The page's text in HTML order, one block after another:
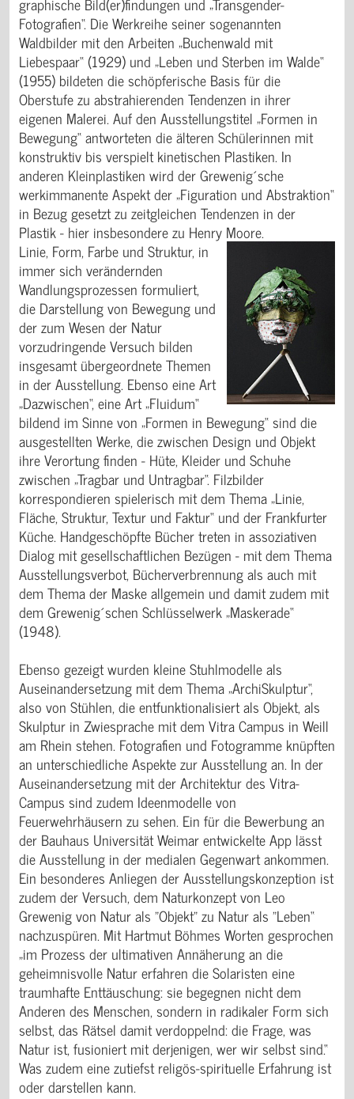
Fotografien“. Die Werkreihe seiner sogenannten
Waldbilder mit den Arbeiten „Buchenwald mit
Liebespaar“ (1929) und „Leben und Sterben im Walde“
(1955) bildeten die schöpferische Basis für die
Oberstufe zu abstrahierenden Tendenzen in ihrer
eigenen Malerei. Auf den Ausstellungstitel „Formen in
Bewegung“ antworteten die älteren Schülerinnen mit
konstruktiv bis verspielt kinetischen Plastiken. In
anderen Kleinplastiken wird der Grewenig´sche
werkimmanente Aspekt der „Figuration und Abstraktion“
in Bezug gesetzt zu zeitgleichen Tendenzen in der
Plastik - hier insbesondere zu Henry Moore.
Linie, Form, Farbe und Struktur, in
immer sich verändernden
Wandlungsprozessen formuliert,
die Darstellung von Bewegung und
der zum Wesen der Natur
vorzudringende Versuch bilden
insgesamt übergeordnete Themen
in der Ausstellung. Ebenso eine Art
„Dazwischen“, eine Art „Fluidum“
bildend im Sinne von „Formen in Bewegung“ sind die
ausgestellten Werke, die zwischen Design und Objekt
ihre Verortung finden - Hüte, Kleider und Schuhe
zwischen „Tragbar und Untragbar“. Filzbilder
korrespondieren spielerisch mit dem Thema „Linie,
Fläche, Struktur, Textur und Faktur“ und der Frankfurter
Küche. Handgeschöpfte Bücher treten in assoziativen
Dialog mit gesellschaftlichen Bezügen - mit dem Thema
Ausstellungsverbot, Bücherverbrennung als auch mit
dem Thema der Maske allgemein und damit zudem mit
dem Grewenig´schen Schlüsselwerk „Maskerade“
(1948).
Ebenso gezeigt wurden kleine Stuhlmodelle als
Auseinandersetzung mit dem Thema „ArchiSkulptur“,
also von Stühlen, die entfunktionalisiert als Objekt, als
Skulptur in Zwiesprache mit dem Vitra Campus in Weill
am Rhein stehen. Fotografien und Fotogramme knüpften
an unterschiedliche Aspekte zur Ausstellung an. In der
Auseinandersetzung mit der Architektur des Vitra-
Campus sind zudem Ideenmodelle von
Feuerwehrhäusern zu sehen. Ein für die Bewerbung an
der Bauhaus Universität Weimar entwickelte App lässt
die Ausstellung in der medialen Gegenwart ankommen.
Ein besonderes Anliegen der Ausstellungskonzeption ist
zudem der Versuch, dem Naturkonzept von Leo
Grewenig von Natur als "Objekt" zu Natur als "Leben“
nachzuspüren. Mit Hartmut Böhmes Worten gesprochen
„im Prozess der ultimativen Annäherung an die
geheimnisvolle Natur erfahren die Solaristen eine
traumhafte Enttäuschung: sie begegnen nicht dem
Anderen des Menschen, sondern in radikaler Form sich
selbst, das Rätsel damit verdoppelnd: die Frage, was
Natur ist, fusioniert mit derjenigen, wer wir selbst sind.“
Was zudem eine zutiefst religös-spirituelle Erfahrung ist
oder darstellen kann.